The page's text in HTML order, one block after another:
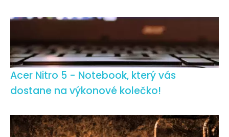
Acer Nitro 5 - Notebook, který vás
dostane na výkonové kolečko!